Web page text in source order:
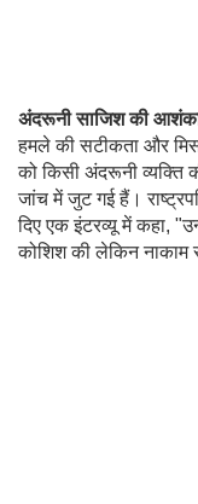
अंदरूनी साजिश की
हमले की सटीकता और
को किसी अंदरूनी व्यक्ति
जांच में जुट गई हैं।
दिए एक इंटरव्यू में कहा,
कोशिश की लेकिन नाकाम